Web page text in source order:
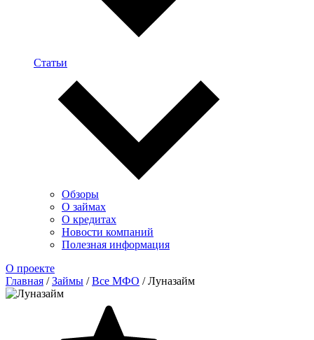
Статьи
Обзоры
О займах
О кредитах
Новости компаний
Полезная информация
О проекте
Главная /Займы /Все МФО /Луназайм